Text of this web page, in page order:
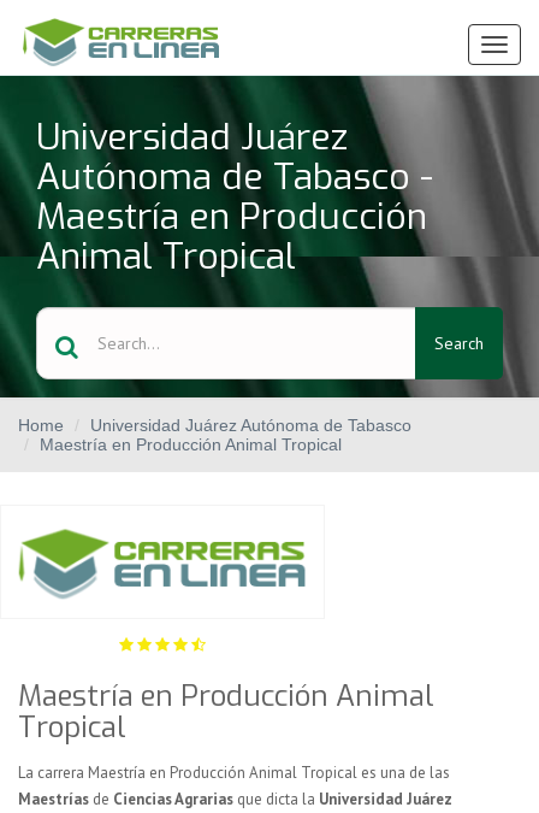
Ver
Menú
Universidad Juárez
Autónoma de Tabasco -
Maestría en Producción
Animal Tropical
Search
Home
Universidad Juárez Autónoma de Tabasco
Maestría en Producción Animal Tropical
Maestría en Producción Animal
Tropical
La carrera Maestría en Producción Animal Tropical es una de las
Maestrías de Ciencias Agrarias que dicta la Universidad Juárez